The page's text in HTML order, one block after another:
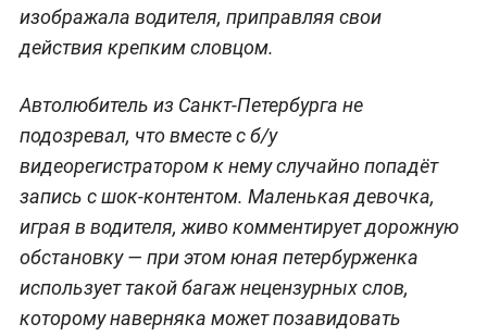
изображала водителя, приправляя свои
действия крепким словцом.
Автолюбитель из Санкт-Петербурга не
подозревал, что вместе с б/у
видеорегистратором к нему случайно попадёт
запись с шок-контентом. Маленькая девочка,
играя в водителя, живо комментирует дорожную
обстановку — при этом юная петербурженка
использует такой багаж нецензурных слов,
которому наверняка может позавидовать